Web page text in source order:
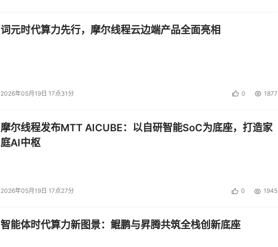
词元时代算力先行，摩尔线程云边端产品全面亮相
2026年05月19日 17点31分 0 1877
摩尔线程发布MTT AICUBE：以自研智能SoC为底座，打造家
庭AI中枢
2026年05月19日 17点27分 0 1945
智能体时代算力新图景：鲲鹏与昇腾共筑全栈创新底座